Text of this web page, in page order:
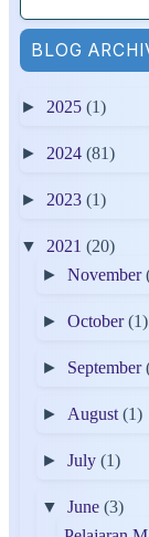
BLOG
► 2025 (1)
► 2024 (81)
► 2023 (1)
▼ 2021 (20)
►November
►October(1)
► September
► August(1)
►July(1)
▼June(3)